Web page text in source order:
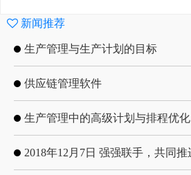
新闻推荐
生产管理与生产计划的目标
供应链管理软件
生产管理中的高级计划与排程优化